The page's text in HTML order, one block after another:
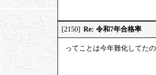
[2150] Re: 令和7年合格率
ってことは今年難化してたの